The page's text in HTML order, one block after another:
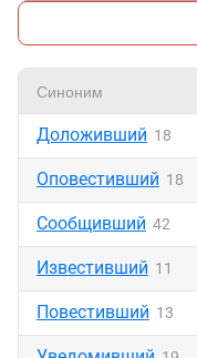
Синоним
Доложивший 18
Оповестивший 18
Сообщивший 42
Известивший 11
Повестивший 13